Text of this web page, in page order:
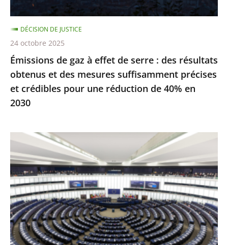
des
résultats
obtenus
et
des
mesures
suffisamment
précises
crédibles
pour
une
réduction
de
40%
en
2030
Émissions de gaz à effet de serre : des résultats
obtenus et des mesures suffisamment précises
et crédibles pour une réduction de 40% en
2030
DÉCISION DE JUSTICE
24 octobre 2025
Inéligibilité
avec
exécution
provisoire
:
seule
une
condamnation